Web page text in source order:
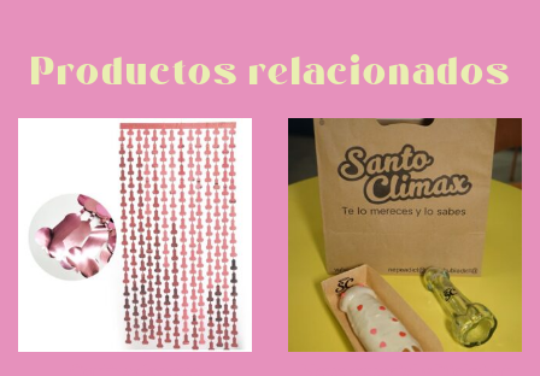
Productos relacionados